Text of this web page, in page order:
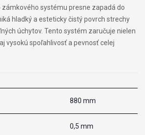
systému presne zapadá do
hladký a esteticky čistý povrch strechy
úchytov. Tento systém zaručuje nielen
vysokú spoľahlivosť a pevnosť celej
880 mm
0,5 mm